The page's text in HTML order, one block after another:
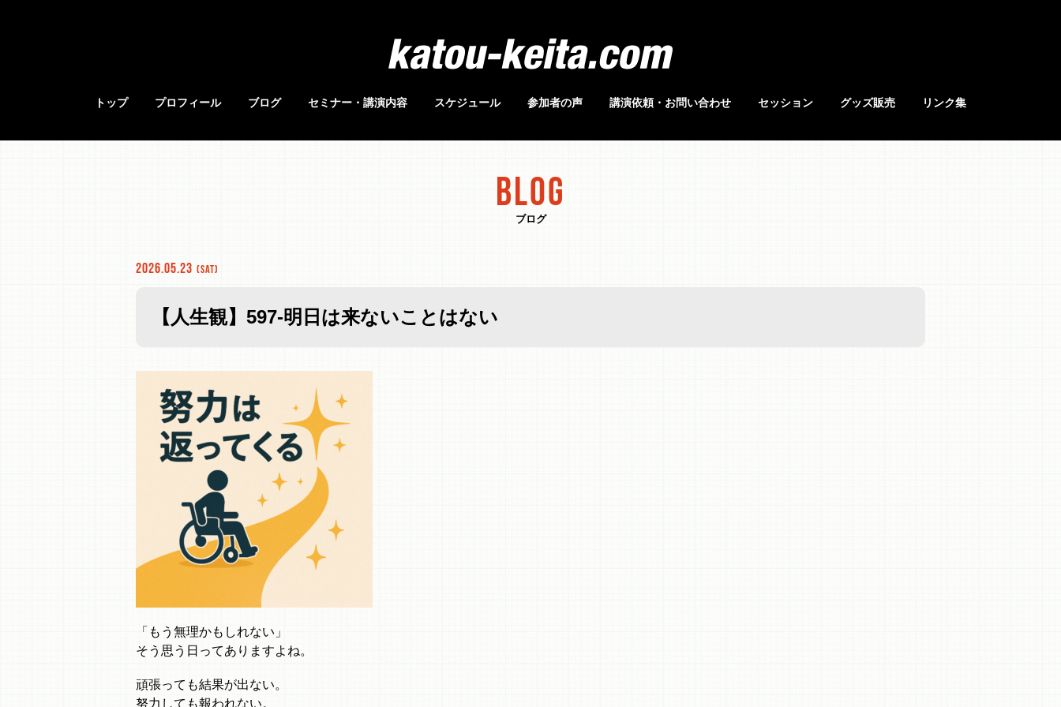
トップ プロフィール ブログ セミナー・講演内容 スケジュール 参加者の声 講演依頼・お問い合わせ セッション グッズ販売 リンク集
BLOG
ブログ
2026.05.23 (Sat)
【人生観】597-明日は来ないことはない
「もう無理かもしれない」
そう思う日ってありますよね。
頑張っても結果が出ない。
努力しても報われない。